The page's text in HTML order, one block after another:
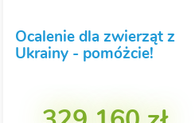
Ocalenie dla zwierząt z
Ukrainy - pomóżcie!